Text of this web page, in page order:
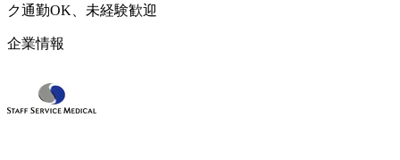
ク通勤OK、未経験歓迎
企業情報